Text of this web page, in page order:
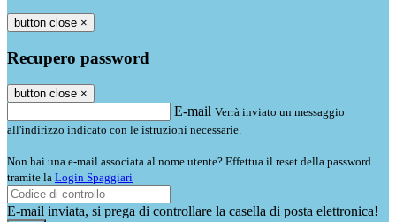
button close ×
Recupero password
button close ×
E-mail Verrà inviato un messaggio
all'indirizzo indicato con le istruzioni necessarie.
Non hai una e-mail associata al nome utente? Effettua il reset della password
tramite la Login Spaggiari
E-mail inviata, si prega di controllare la casella di posta elettronica!